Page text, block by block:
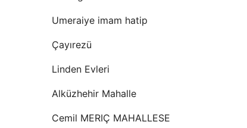
Umeraiye imam hatip
Çayırezü
Linden Evleri
Alküzhehir Mahalle
Cemil MERIÇ MAHALLESE